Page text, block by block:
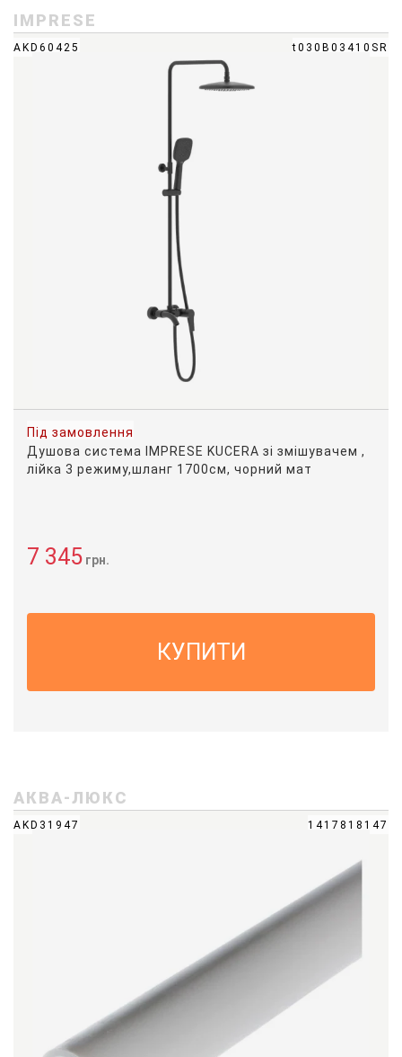
IMPRESE
AKD60425 t030B03410SR
Під замовлення
Душова система IMPRESE KUCERA зі змішувачем ,
лійка 3 режиму,шланг 1700см, чорний мат
7 345 грн.
КУПИТИ
АКВА-ЛЮКС
AKD31947 1417818147